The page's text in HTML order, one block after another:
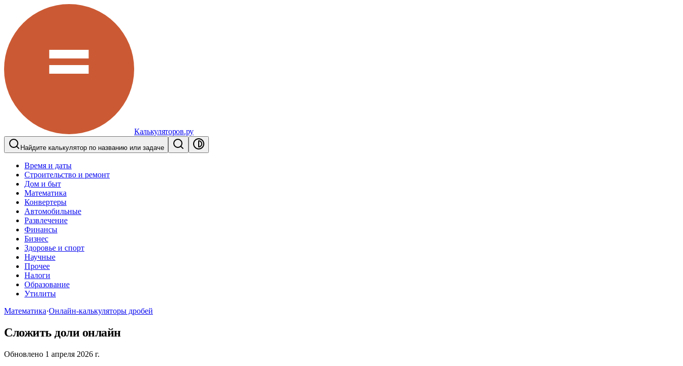
Калькуляторов.ру
Найдите калькулятор по названию или задаче
Время и даты
Строительство и ремонт
Дом и быт
Математика
Конвертеры
Автомобильные
Развлечение
Финансы
Бизнес
Здоровье и спорт
Научные
Прочее
Налоги
Образование
Утилиты
Математика·Онлайн-калькуляторы дробей
Сложить доли онлайн
Обновлено 1 апреля 2026 г.